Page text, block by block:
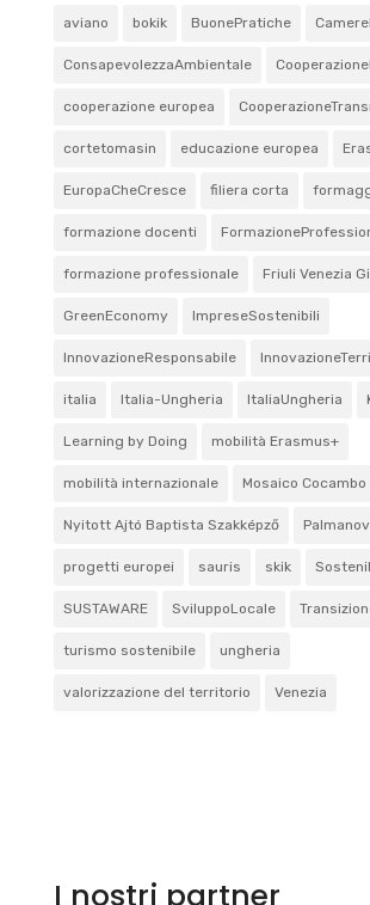
aviano bokik BuonePratiche
ConsapevolezzaAmbientale
cooperazione europea
cortetomasin educazione europea
EuropaCheCresce filiera corta
formazione docenti
formazione professionale Friuli Venezia
GreenEconomy ImpreseSostenibili
InnovazioneResponsabile
italia Italia-Ungheria ItaliaUngheria
Learning by Doing mobilità Erasmus+
mobilità internazionale Mosaico Cocambo
Nyitott Ajtó Baptista Szakképző
progetti europei sauris skik
SUSTAWARE SviluppoLocale
turismo sostenibile ungheria
valorizzazione del territorio Venezia
I nostri partner